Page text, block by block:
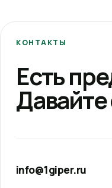
КОНТАКТЫ
Есть
info@1giper.ru